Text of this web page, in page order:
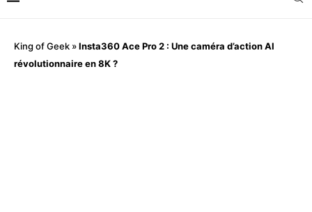
King of Geek »Insta360 Ace Pro 2 : Une caméra d’action AI
révolutionnaire en 8K ?